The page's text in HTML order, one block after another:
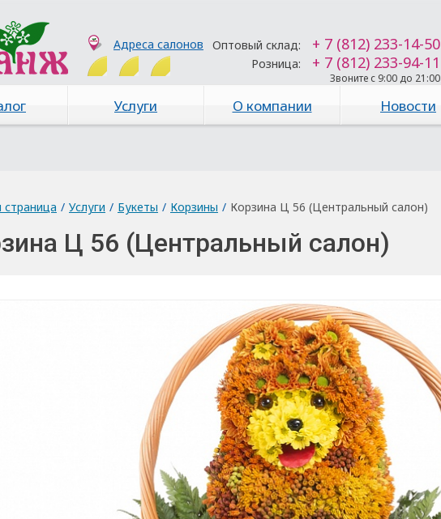
Адреса салонов Оптовый склад: + 7 (812) 233-14-50
Розница: + 7 (812) 233-94-11
Звоните с 9:00 до 21:00
Услуги О компании Новости
страница / Услуги / Букеты / Корзины / Корзина Ц 56 (Центральный салон)
Ц 56 (Центральный салон)